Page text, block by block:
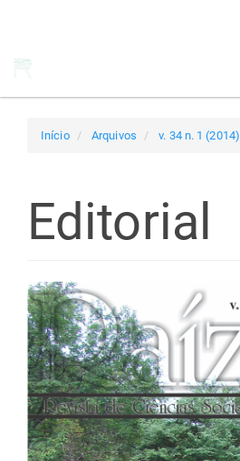
Início Arquivos v. 34 n. 1 (2014)
Editorial
Barra
lateral
de
artigos